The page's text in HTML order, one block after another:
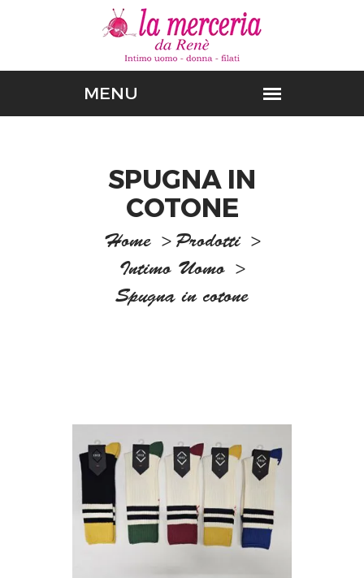
SPUGNA IN
COTONE
Home > Prodotti >
Intimo Uomo >
Spugna in cotone